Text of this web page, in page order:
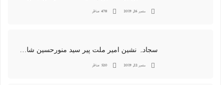
ستمبر 26, 2019 478 مناظر
ستمبر 22, 2019 520 مناظر